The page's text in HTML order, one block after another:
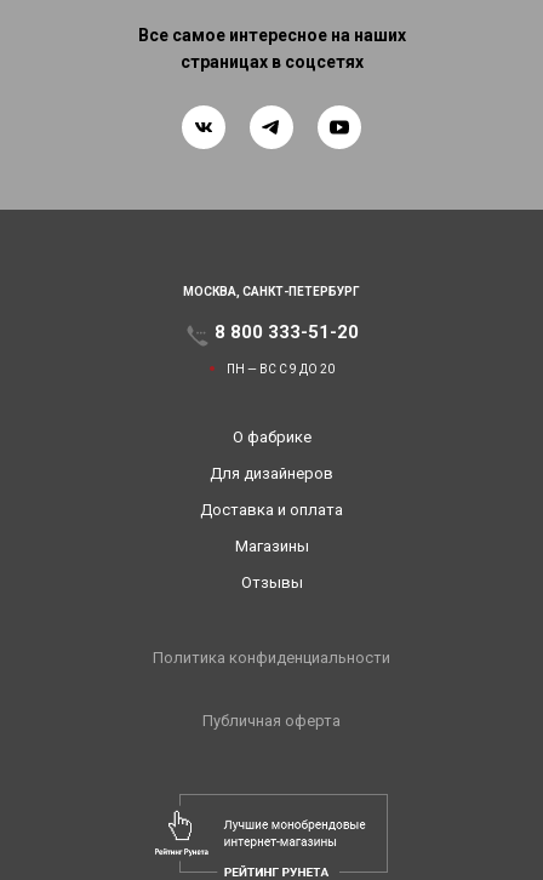
Все самое интересное на наших
страницах в соцсетях
МОСКВА, САНКТ-ПЕТЕРБУРГ
8 800 333-51-20
ПН — ВС С 9 ДО 20
О фабрике
Для дизайнеров
Доставка и оплата
Магазины
Отзывы
Политика конфиденциальности
Публичная оферта